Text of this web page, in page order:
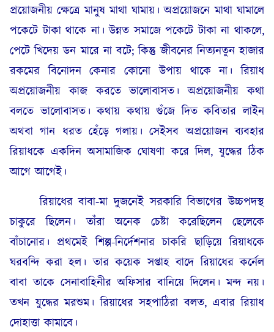
প্রয়োজনীয় ক্ষেত্রে মানুষ মাথা ঘামায়। অপ্রয়োজনে মাথা ঘামালে
পকেটে টাকা থাকে না। উন্নত সমাজে পকেটে টাকা না থাকলে,
পেটে খিদেয় ডন মারে না বটে; কিন্তু জীবনের নিত্যনতুন হাজার
রকমের বিনোদন কেনার কোনো উপায় থাকে না। রিয়াধ
অপ্রয়োজনীয় কাজ করতে ভালোবাসত। অপ্রয়োজনীয় কথা
বলতে ভালোবাসত। কথায় কথায় গুঁজে দিত কবিতার লাইন
অথবা গান ধরত হেঁড়ে গলায়। সেইসব অপ্রয়োজন ব্যবহার
রিয়াধকে একদিন অসামাজিক ঘোষণা করে দিল, যুদ্ধের ঠিক
আগে আগেই।
রিয়াধের বাবা-মা দুজনেই সরকারি বিভাগের উচ্চপদস্থ
চাকুরে ছিলেন। তাঁরা অনেক চেষ্টা করেছিলেন ছেলেকে
বাঁচানোর। প্রথমেই শিল্প-নির্দেশনার চাকরি ছাড়িয়ে রিয়াধকে
ঘরবন্দি করা হল। তার কয়েক সপ্তাহ বাদে রিয়াধের কর্নেল
বাবা তাকে সেনাবাহিনীর অফিসার বানিয়ে দিলেন। মন্দ নয়।
তখন যুদ্ধের মরশুম। রিয়াধের সহপাঠিরা বলত, এবার রিয়াধ
দোহাত্তা কামাবে।